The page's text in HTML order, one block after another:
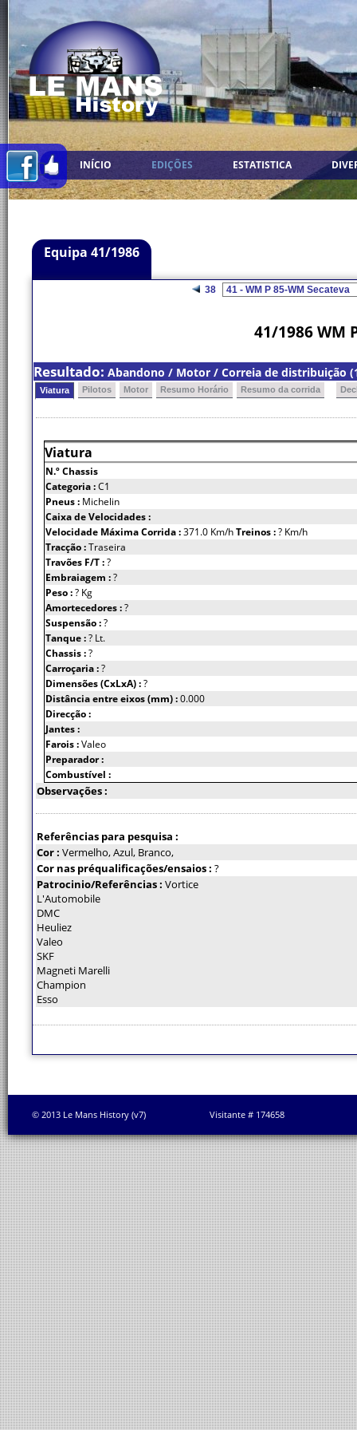
INÍCIO EDIÇÕES ESTATISTICA
Equipa 41/1986
38
41/1986 WM
Resultado: Abandono / Motor / Correia de distribuição
Viatura Pilotos Motor Resumo Horário Resumo da corrida
Viatura
N.º Chassis
Categoria :C1
Pneus : Michelin
Caixa de Velocidades :
Velocidade Máxima Corrida :371.0 Km/hTreinos :? Km/h
Tracção :Traseira
Travões F/T :?
Embraiagem :?
Peso :? Kg
Amortecedores :?
Suspensão :?
Tanque :? Lt.
Chassis :?
Carroçaria :?
Dimensões (CxLxA) :?
Distância entre eixos (mm) :0.000
Direcção :
Jantes :
Farois :Valeo
Preparador :
Combustível :
Observações :
Referências para pesquisa :
Cor : Vermelho, Azul, Branco,
Cor nas préqualificações/ensaios : ?
Patrocinio/Referências : Vortice
L'Automobile
DMC
Heuliez
Valeo
SKF
Magneti Marelli
Champion
Esso
© 2013 Le Mans History (v7) Visitante # 174658